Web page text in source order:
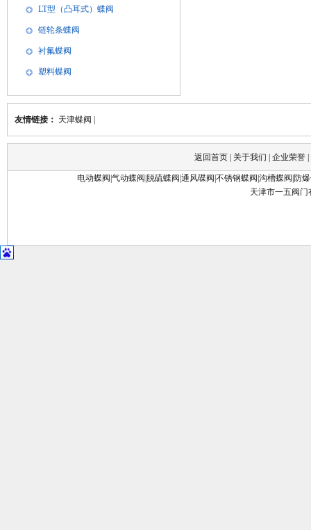
LT型（凸耳式）蝶阀
链轮条蝶阀
衬氟蝶阀
塑料蝶阀
友情链接： 天津蝶阀
返回首页 关于我们 企业荣誉
电动蝶阀 气动蝶阀 脱硫蝶阀 通风碟阀 不锈钢蝶阀 沟槽蝶阀 防
天津市一五阀门